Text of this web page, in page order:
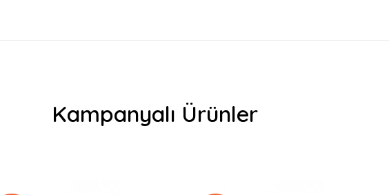
Kampanyalı Ürünler